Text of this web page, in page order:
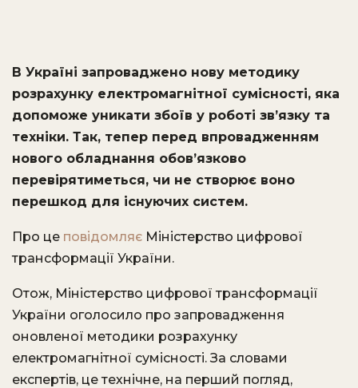
В Україні запроваджено нову методику
розрахунку електромагнітної сумісності, яка
допоможе уникати збоїв у роботі зв’язку та
техніки. Так, тепер перед впровадженням
нового обладнання обов’язково
перевірятиметься, чи не створює воно
перешкод для існуючих систем.
Про це повідомляє Міністерство цифрової
трансформації України.
Отож, Міністерство цифрової трансформації
України оголосило про запровадження
оновленої методики розрахунку
електромагнітної сумісності. За словами
експертів, це технічне, на перший погляд,